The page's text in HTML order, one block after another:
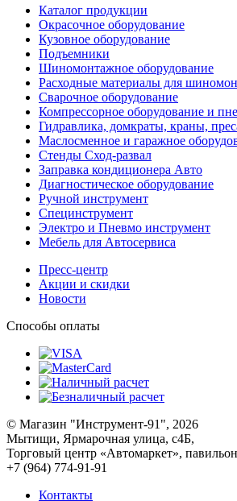
Каталог продукции
Окрасочное оборудование
Кузовное оборудование
Подъемники
Шиномонтажное оборудование
Расходные материалы для
Сварочное оборудование
Компрессорное оборудование и
Гидравлика, домкраты, краны,
Маслосменное и гаражное
Стенды Сход-развал
Заправка кондиционера Авто
Диагностическое оборудование
Ручной инструмент
Специнструмент
Электро и Пневмо инструмент
Мебель для Автосервиса
Пресс-центр
Акции и скидки
Новости
Способы оплаты
© Магазин "Инструмент-91", 2026
Мытищи, Ярмарочная улица, с4Б,
Торговый центр «Автомаркет»,
+7 (964) 774-91-91
Контакты